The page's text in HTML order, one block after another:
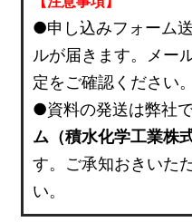
●申し込みフォーム
ルが届きます。メー
定をご確認ください。
●資料の発送は弊社で
ム（積水化学工業株
す。ご承知おきいた
い。